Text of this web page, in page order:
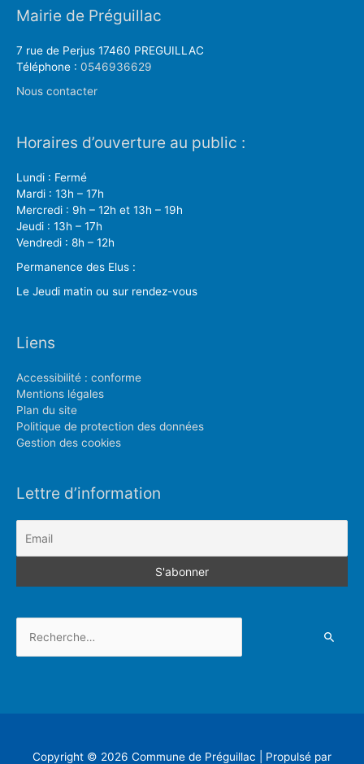
Mairie de Préguillac
7 rue de Perjus 17460 PREGUILLAC
Téléphone : 0546936629
Nous contacter
Horaires d’ouverture au public :
Lundi : Fermé
Mardi : 13h – 17h
Mercredi : 9h – 12h et 13h – 19h
Jeudi : 13h – 17h
Vendredi : 8h – 12h
Permanence des Elus :
Le Jeudi matin ou sur rendez-vous
Liens
Accessibilité : conforme
Mentions légales
Plan du site
Politique de protection des données
Gestion des cookies
Lettre d’information
Copyright © 2026 Commune de Préguillac | Propulsé par